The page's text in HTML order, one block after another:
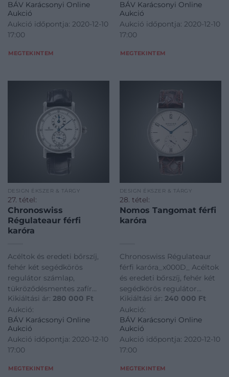
stopperes szerkezet (Valjoux
7750) 44 óra járástartalékkal.
Jelzett: Maurice Lacroix
Chonographe,
BÁV Karácsonyi Online
Aukció
Aukció időpontja: 2020-12-10
17:00
MEGTEKINTEM
stopperes automata
szerkezet (Caliber H-31).
Jelzett: Hamilton Caliber h-
31, referenciaszám: H764
BÁV Karácsonyi Online
Aukció
Aukció időpontja: 2020-12-10
17:00
MEGTEKINTEM
DESIGN ÉKSZER & TÁRGY
27. tétel:
Chronoswiss
Régulateaur férfi
karóra
Acéltok és eredeti bőrszíj,
fehér két segédkörös
regulátor számlap,
tükröződésmentes zafír
kristályüveg, vízálló tok, 29
köves automata szerkezet
(c122). Jelzett: Chronoswiss,
referenciaszám: 7062,
Átmérő: 38 mm
Kikiáltási ár: 280 000 Ft
Aukció:
BÁV Karácsonyi Online
Aukció
Aukció időpontja: 2020-12-10
17:00
MEGTEKINTEM
DESIGN ÉKSZER & TÁRGY
28. tétel:
Nomos Tangomat férfi
karóra
Chronoswiss Régulateaur
férfi karóra_x000D_ Acéltok
és eredeti bőrszíj, fehér két
segédkörös regulátor
számlap, tükröződésmentes
zafír kristályüveg, vízálló
tok, 29 köves_x000D_
automata szerkezet
(c122)._x000D_ Jelzett:
Chronoswiss,
Kikiáltási ár: 240 000 Ft
Aukció:
BÁV Karácsonyi Online
Aukció
Aukció időpontja: 2020-12-10
17:00
MEGTEKINTEM